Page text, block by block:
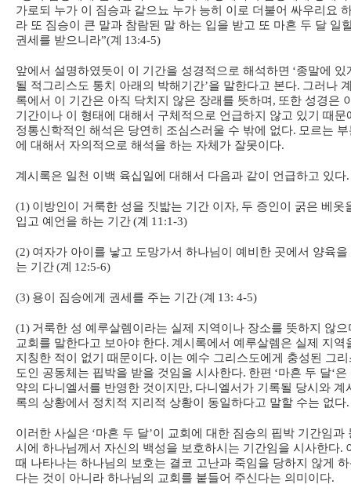
가로되 누가 이 짐승과 같으뇨 누가 능히 이로 더불어 싸우리요
라 또 짐승이 큰 말과 참람된 말 하는 입을 받고 또 마흔 두 달 일
권세를 받으니라”(계 13:4-5)
앞에서 설명하였듯이 이 기간을 성경적으로 해석하면 ‘종말에 있
될 적그리스도 통치 아래의 박해기간’을 말한다고 본다. 그러나
록에서 이 기간은 아직 닥치지 않은 장래를 뜻하며 , 또한 성경은
기간이나 이 형태에 대해서 구체적으로 언급하지 않고 있기 때문
정통신학적인 해석은 당연히 조심스러울 수 밖에 없다. 모르는 부
에 대해서 자의적으로 해석을 하는 자체가 잘못이다.
계시록은 일천 이백 육십일에 대해서 다음과 같이 언급하고 있다.
(1) 이방인이 거룩한 성을 짓밟는 기간 이자, 두 증인이 굵은 베옷
입고 예언을 하는 기간(계 11:1-3)
(2) 여자가 아이를 낳고 도망가서 하나님이 예비한 곳에서 양육을
는 기간(계 12:5-6)
(3) 용이 짐승에게 권세를 주는 기간(계 13: 4-5)
(1) 거룩한 성 예루살렘이라는 실제 지역이나 장소를 뜻하지 않으
교회를 말한다고 보아야 한다. 계시록에서 예루살렘은 실제 지역
지칭한 적이 없기 때문이다. 이는 예수 그리스도에게 충성된 그리
도인 공동체는 핍박을 받을 것임을 시사한다. 한편 ‘마흔 두 달‘은
약의 다니엘서를 반영한 것이지만, 다니엘서가 기록될 당시와 계
록의 상황에서 정치적 지리적 상황이 동일하다고 말할 수는 없다.
이러한 사실은 ‘마흔 두 달’이 교회에 대한 짐승의 핍박 기간임과
시에 하나님께서 자신의 백성을 보호하시는 기간임을 시사한다.
때 나타나는 하나님의 보호는 결코 고난과 죽임을 당하지 않게
다는 것이 아니라 하나님의 교회를 붙들어 주신다는 의미이다.